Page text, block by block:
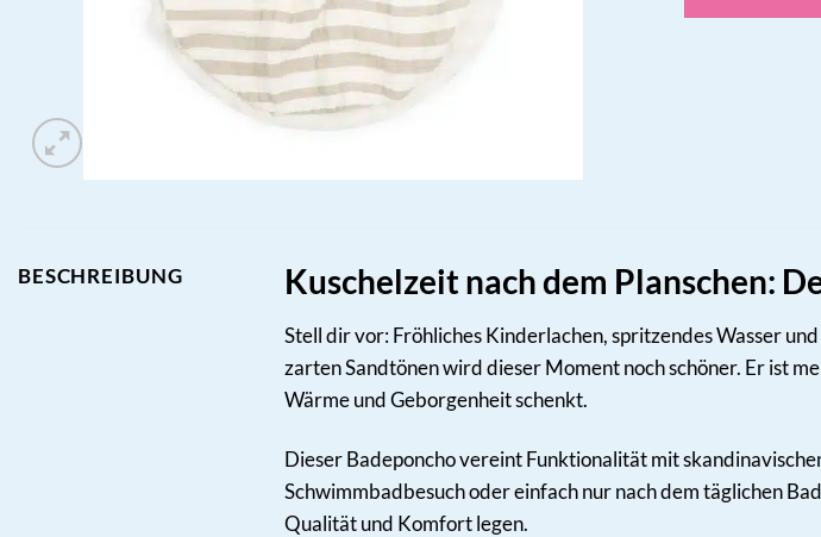
BESCHREIBUNG Kuschelzeit nach dem Planschen:
Stell dir vor: Fröhliches Kinderlachen, spritzendes Wasser
zarten Sandtönen wird dieser Moment noch schöner. Er ist
Wärme und Geborgenheit schenkt.
Dieser Badeponcho vereint Funktionalität mit
Schwimmbadbesuch oder einfach nur nach dem täglichen
Qualität und Komfort legen.